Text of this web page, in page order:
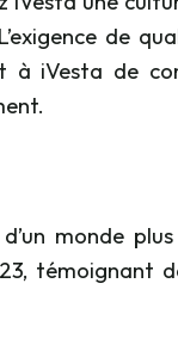
de
à iVesta de
monde
témoignant